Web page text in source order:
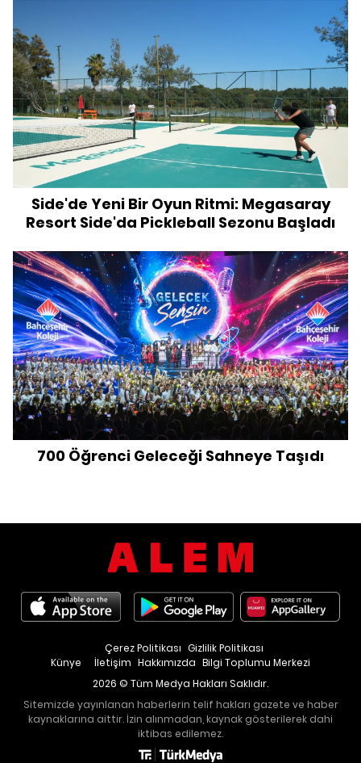
Side'de Yeni Bir Oyun Ritmi: Megasaray
Resort Side'da Pickleball Sezonu Başladı
700 Öğrenci Geleceği Sahneye Taşıdı
Künye İletişim Hakkımızda Bilgi Toplumu Merkezi
Çerez Politikası Gizlilik Politikası
2026 © Tüm Medya Hakları Saklıdır.
Sitemizde yayınlanan haberlerin telif hakları gazete ve haber
kaynaklarına aittir. İzin alınmadan, kaynak gösterilerek dahi
iktibas edilemez.